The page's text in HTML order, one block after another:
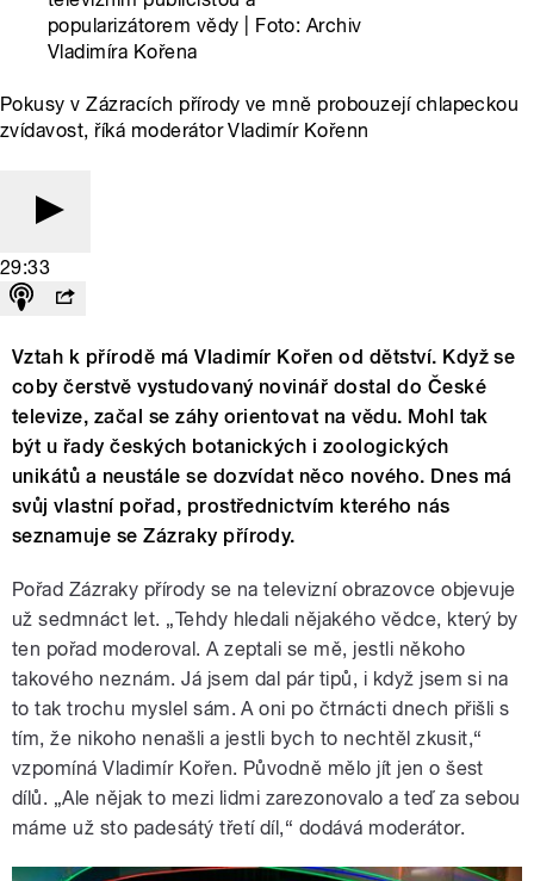
popularizátorem vědy | Foto: Archiv
Vladimíra Kořena
Pokusy v Zázracích přírody ve mně probouzejí chlapeckou
zvídavost, říká moderátor Vladimír Kořenn
29:33
Vztah k přírodě má Vladimír Kořen od dětství. Když se
coby čerstvě vystudovaný novinář dostal do České
televize, začal se záhy orientovat na vědu. Mohl tak
být u řady českých botanických i zoologických
unikátů a neustále se dozvídat něco nového. Dnes má
svůj vlastní pořad, prostřednictvím kterého nás
seznamuje se Zázraky přírody.
Pořad Zázraky přírody se na televizní obrazovce objevuje
už sedmnáct let. „Tehdy hledali nějakého vědce, který by
ten pořad moderoval. A zeptali se mě, jestli někoho
takového neznám. Já jsem dal pár tipů, i když jsem si na
to tak trochu myslel sám. A oni po čtrnácti dnech přišli s
tím, že nikoho nenašli a jestli bych to nechtěl zkusit,“
vzpomíná Vladimír Kořen. Původně mělo jít jen o šest
dílů. „Ale nějak to mezi lidmi zarezonovalo a teď za sebou
máme už sto padesátý třetí díl,“ dodává moderátor.